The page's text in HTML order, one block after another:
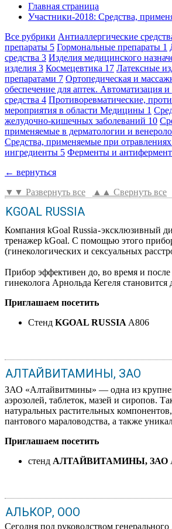
Главная страница
Участники-2018: Средства,
Все рубрики Антиаллергические
препараты 5 Гормональные препараты 1
средства 3 Изделия медицинского
изделия 3 Космецевтика 17 Латексные
препаратами 7 Ортопедическая и
обеспечение для аптек. Автоматизация
средства 4 Противоревматические,
мероприятия в области Медицины 1
желудочно-кишечных заболеваний 10
применяемые в дерматологии и
Средства, применяемые при
ингредиенты 5 Ферменты и
← вернуться
▼▼ Развернуть все
▲▲ Свернуть все
KGOAL RUSSIA
Компания kGoal Russia - эксклюзивный
тренажер kGoal. С помощью этого
(гинекологических и сексуальных
Прибор эффективен до, во время и
гинеколога Арнольда Кегеля
Приглашаем посетить
Стенд KGOAL RUSSIA A806
АЛТАЙВИТАМИНЫ, ЗАО
ЗАО «Алтайвитмины» — одна из
аэрозолей, таблеток, мазей и сиропов.
натуральных растительных
пантового мараловодства, а также
Приглашаем посетить
стенд АЛТАЙВИТАМИНЫ, ЗАО
АЛЬКОР, ООО
Сегодня под руководством